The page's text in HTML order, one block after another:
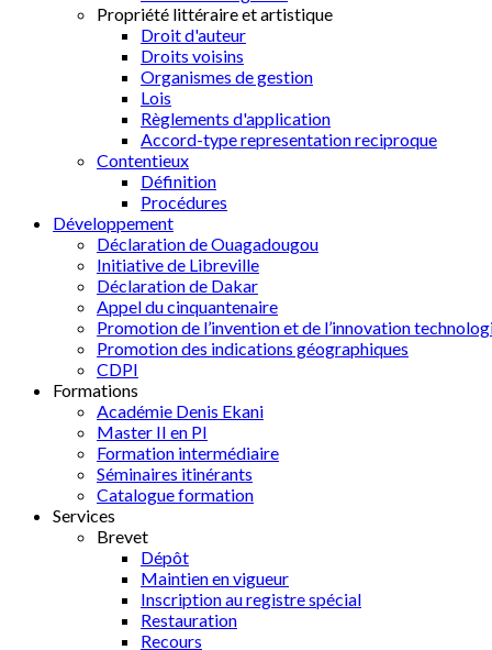
Propriété littéraire et artistique
Droit d'auteur
Droits voisins
Organismes de gestion
Lois
Règlements d'application
Accord-type representation reciproque
Contentieux
Définition
Procédures
Développement
Déclaration de Ouagadougou
Initiative de Libreville
Déclaration de Dakar
Appel du cinquantenaire
Promotion de l’invention et de l’innovation
Promotion des indications géographiques
CDPI
Formations
Académie Denis Ekani
Master II en PI
Formation intermédiaire
Séminaires itinérants
Catalogue formation
Services
Brevet
Dépôt
Maintien en vigueur
Inscription au registre spécial
Restauration
Recours